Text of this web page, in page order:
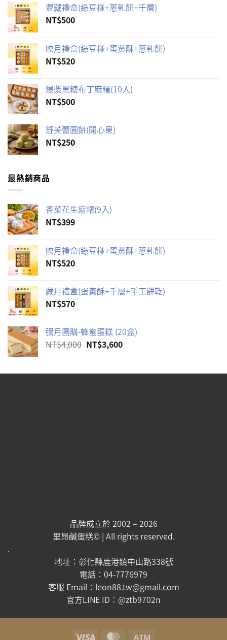
豐藏禮盒(綠豆椪+蔥軋餅+千層)
NT$500
映月禮盒(綠豆椪+蛋黃酥+蔥軋餅)
NT$520
爆漿黑糖布丁麻糬(10入)
NT$500
舒芙蕾圓餅(開心果)
NT$250
最熱銷商品
香菜花生麻糬(9入)
NT$399
映月禮盒(綠豆椪+蛋黃酥+蔥軋餅)
NT$520
藏月禮盒(蛋黃酥+千層+手工餅乾)
NT$570
彌月團購-蜂蜜蛋糕 (20盒)
NT$4,000 原
格：
NT$3,600目
格：
品牌成立於 2002 – 2026
里昂鹹蛋糕© | All rights reserved.
.
地址：彰化縣鹿港鎮中山路338號
電話：04-7776979
客服 Email：leon88.tw@gmail.com
官方LINE ID：@ztb9702n
Visa MasterCard